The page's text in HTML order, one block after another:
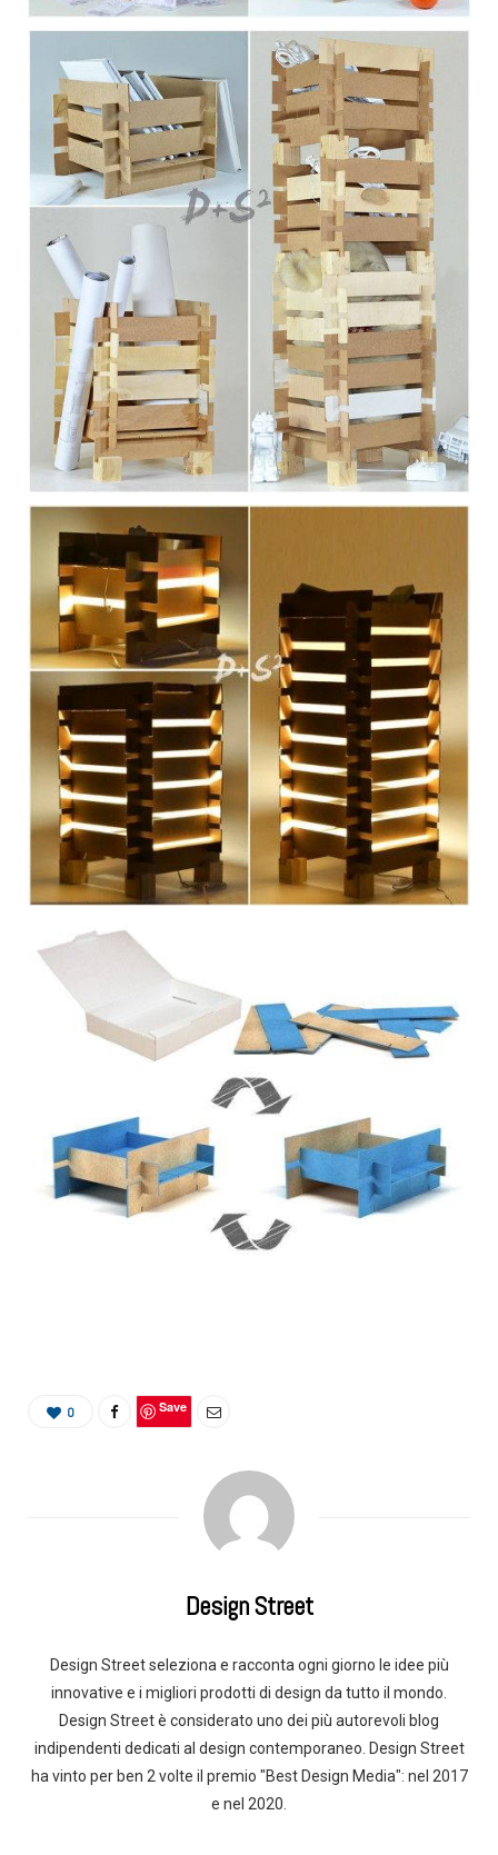
0 Save
Design Street
Design Street seleziona e racconta ogni giorno le idee più
innovative e i migliori prodotti di design da tutto il mondo.
Design Street è considerato uno dei più autorevoli blog
indipendenti dedicati al design contemporaneo. Design Street
ha vinto per ben 2 volte il premio "Best Design Media": nel 2017
e nel 2020.